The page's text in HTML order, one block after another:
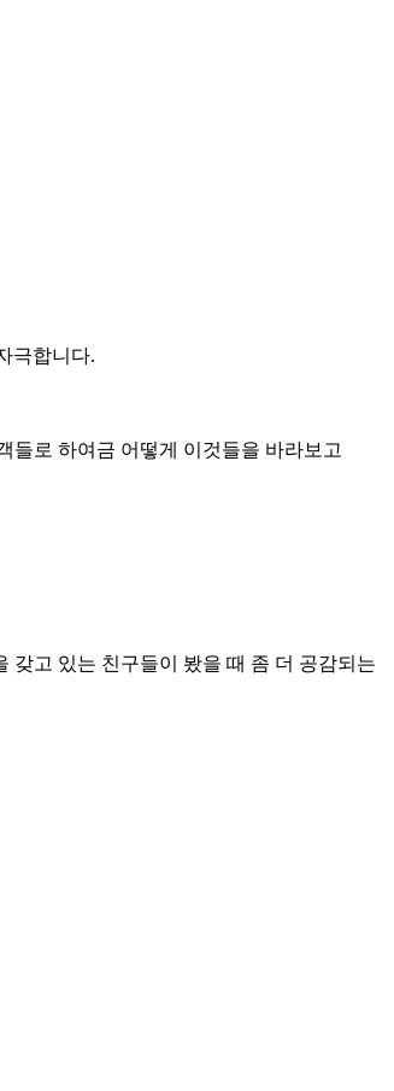
극합니다.
들로 하여금 어떻게 이것들을 바라보고
갖고 있는 친구들이 봤을 때 좀 더 공감되는